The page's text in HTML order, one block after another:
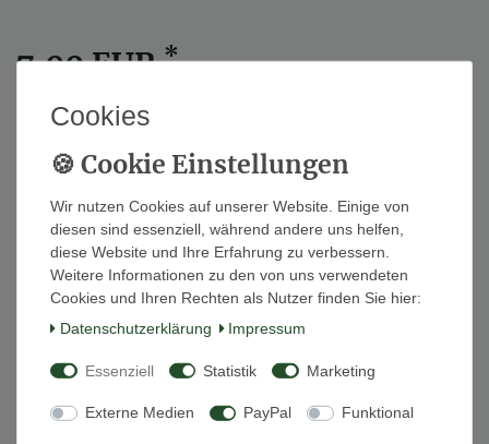
7,00 EUR*
Inhalt1Stück
Liefertermin ca. 1 Woche.
In den Warenkorb
* inkl. ges. MwSt. zzgl.Versandkosten
Cookies
Wir nutzen Cookies auf unserer Website. Einige von
diesen sind essenziell, während andere uns helfen,
diese Website und Ihre Erfahrung zu verbessern.
Weitere Informationen zu den von uns verwendeten
Cookies und Ihren Rechten als Nutzer finden Sie hier:
Daten­schutz­erklärung
Impressum
Essenziell Statistik Marketing
Externe Medien PayPal Funktional